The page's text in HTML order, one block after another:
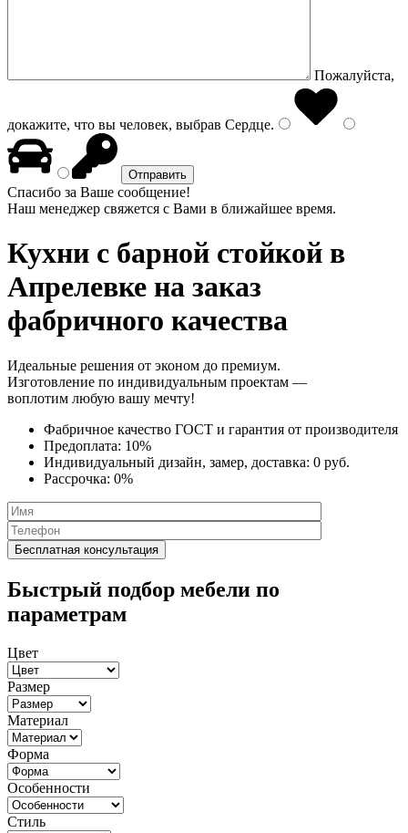
Пожалуйста,
докажите, что вы человек, выбрав Сердце.
Спасибо за Ваше сообщение!
Наш менеджер свяжется с Вами в ближайшее время.
Кухни с барной стойкой в
Апрелевке на заказ
фабричного качества
Идеальные решения от эконом до премиум.
Изготовление по индивидуальным проектам —
воплотим любую вашу мечту!
Фабричное качество ГОСТ и гарантия от производителя
Предоплата: 10%
Индивидуальный дизайн, замер, доставка: 0 руб.
Рассрочка: 0%
Быстрый подбор мебели по
параметрам
Цвет
Размер
Материал
Форма
Особенности
Стиль